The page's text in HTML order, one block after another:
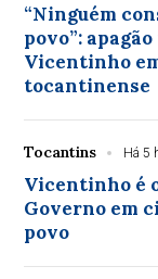
“Ninguém
povo”:
Vicentinho
tocantinense
Tocantins Há 5
Vicentinho é
Governo em
povo